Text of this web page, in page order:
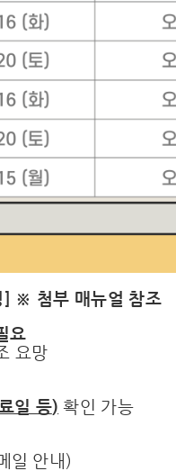
※ 첨부 매뉴얼 참조
요
요망
일 등) 확인 가능
일 안내)